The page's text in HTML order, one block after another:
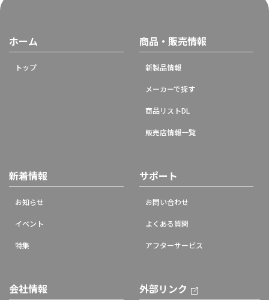
ホーム
トップ
商品・販売情報
新製品情報
メーカーで探す
商品リストDL
販売店情報一覧
新着情報
お知らせ
イベント
特集
サポート
お問い合わせ
よくある質問
アフターサービス
会社情報 外部リンク